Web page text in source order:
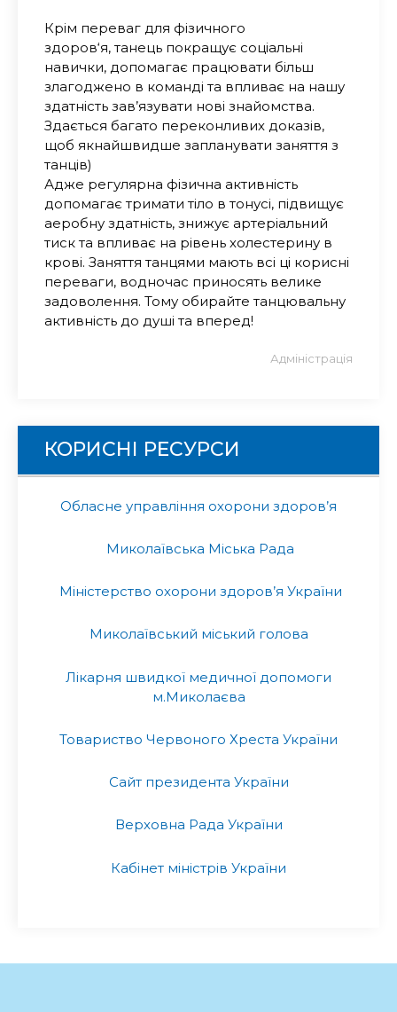
Крім переваг для фізичного
здоров‘я, танець покращує соціальні
навички, допомагає працювати більш
злагоджено в команді та впливає на нашу
здатність зав’язувати нові знайомства.
Здається багато переконливих доказів,
щоб якнайшвидше запланувати заняття з
танців)
Адже регулярна фізична активність
допомагає тримати тіло в тонусі, підвищує
аеробну здатність, знижує артеріальний
тиск та впливає на рівень холестерину в
крові. Заняття танцями мають всі ці корисні
переваги, водночас приносять велике
задоволення. Тому обирайте танцювальну
активність до душі та вперед!
Адміністрація
КОРИСНІ РЕСУРСИ
Обласне управління охорони здоров’я
Миколаївська Міська Рада
Міністерство охорони здоров’я України
Миколаївський міський голова
Лікарня швидкої медичної допомоги
м.Миколаєва
Товариство Червоного Хреста України
Сайт президента України
Верховна Рада України
Кабінет міністрів України